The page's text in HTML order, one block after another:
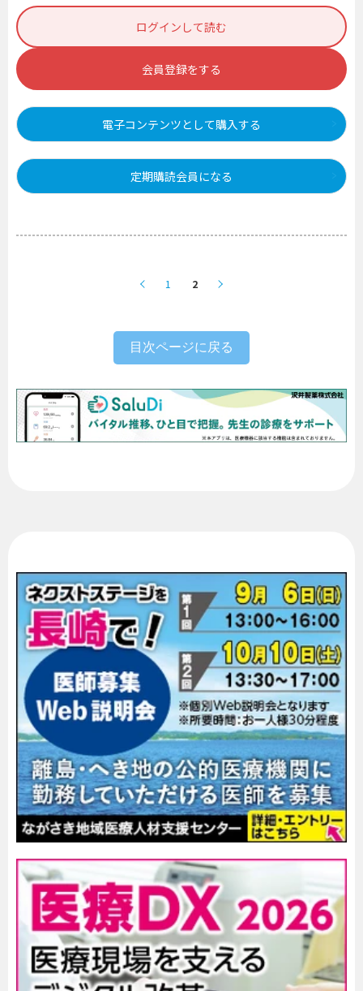
ログインして読む
会員登録をする
電子コンテンツとして購入する
定期購読会員になる
1 2
目次ページに戻る